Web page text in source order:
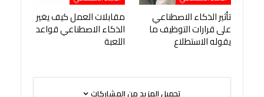
تأثير الذكاء الاصطناعي
على قرارات التوظيف ما
يقوله الاستطلاع
مقابلات العمل كيف يغير
الذكاء الاصطناعي قواعد
اللعبة
تحميل المزيد من المشاركات